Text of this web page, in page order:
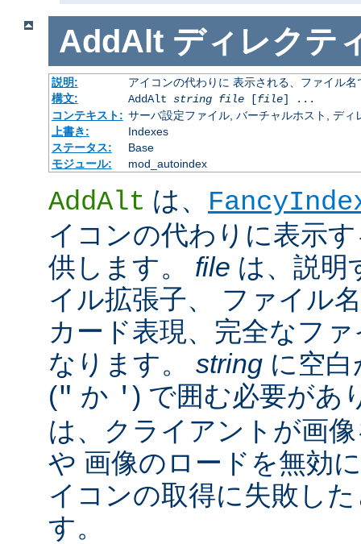
AddAlt ディレクテ
説明:
アイコンの代わりに 表示される、ファイル
構文:
AddAlt string file[file] ...
コンテキスト: サーバ設定ファイル, バーチャルホスト, ディ
上書き:
Indexes
ステータス:
Base
モジュール:
mod_autoindex
AddAlt は、
イコンの代わりに表示
供します。 file は、説明
イル拡張子、 ファイル
カード表現、完全なフ
なります。 string に空
(" か ' ) で囲む必要があ
は、クライアントが画
や 画像のロードを無効
イコンの取得に失敗し
す。